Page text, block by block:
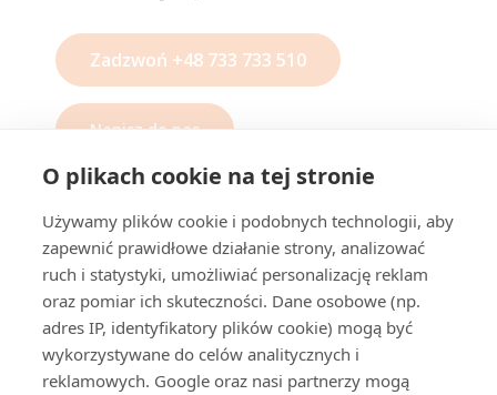
O plikach cookie na tej stronie
Używamy plików cookie i podobnych technologii, aby
zapewnić prawidłowe działanie strony, analizować
ruch i statystyki, umożliwiać personalizację reklam
oraz pomiar ich skuteczności. Dane osobowe (np.
adres IP, identyfikatory plików cookie) mogą być
wykorzystywane do celów analitycznych i
reklamowych. Google oraz nasi partnerzy mogą
Zadzwoń +48 733 733 510
Napisz do nas
O nas
Wirtualne biuro Warszawa ul. Nowogrodzka
64/43. Prestiżowa lokalizacja w samym
centrum Warszawy.